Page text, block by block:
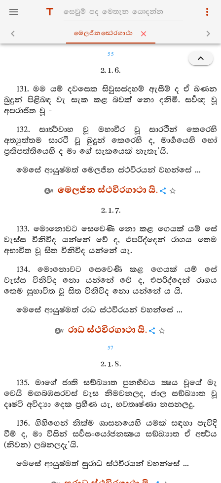
මෙලජිනත්‍ථෙරගාථා
55
2. 1. 6.
131. මම යම් දවසෙක සිවුසස්දහම් ඇසීම් ද ඒ බණන
බුදුන් පිළිබඳ වැ සැක කළ බවක් නො දනිමි. සර්‍වඥ වූ
අපරාජිත වූ -
132. සාර්‍ත්‍ථවාහ වූ මහාවීර වූ සාරථීන් කෙරෙහි
අත්‍යුත්තම සාරථි වූ බුදුන් කෙරෙහි ද, මාර්‍ගයෙහි හෝ
ප්‍රතිපත්තියෙහි ද මා ගේ සැකයෙක් නැතැ’යි.
මෙසේ ආයුෂ්මත් මෙලජින ස්ථවිරයන් වහන්සේ ...
මෙලජින ස්ථවිරගාථා යි.
2. 1. 7.
133. මොනොවට සෙවෙණි නො කළ ගෙයක් යම් සේ
වැස්ස විනිවිද යන්නේ වේ ද, එපරිද්දෙන් රාගය තෙම
අභාවිත වූ සිත විනිවිද යන්නේ යැ.
134. මොනොවට සෙවෙණි කළ ගෙයක් යම් සේ
වැස්ස විනිවිද නො යන්නේ වේ ද, එපරිද්දෙන් රාගය
තෙම සුභාවිත වූ සිත විනිවිද නො යන්නේ ය යි.
මෙසේ ආයුෂ්මත් රාධ ස්ථවිරයන් වහන්සේ ...
රාධ ස්ථවිරගාථා යි.
57
2. 1. 8.
135. මාගේ ජාති සඞ්ඛ්‍යාත පුනර්‍භවය ක්‍ෂය වූයේ මැ
වෙයි මඟබඹසරවස් වැස නිමවනලද, ජාල සඞ්ඛ්‍යාත වූ
දෘෂ්ටි අවිද්‍යා දෙක ප්‍රහීණ යැ, භවතෘෂ්ණා නසනලදු.
136. ගිහිගෙන් නික්ම ශාසනයෙහි යමක් සඳහා පැවිදි
වීම් ද, මා විසින් සර්‍වසංයෝජනක්‍ෂය සඞ්ඛ්‍යාත ඒ අර්‍ත්‍ථය
(නිවන) ලබනලදැ’යි.
මෙසේ ආයුෂ්මත් සුරාධ ස්ථවිරයන් වහන්සේ ...